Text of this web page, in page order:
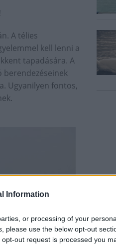
Information
or processing of your
please use the below opt-out
out request is processed you
A télies
kell lenni a
tapadására. A
berendezéseinek
Ugyanilyen fontos,